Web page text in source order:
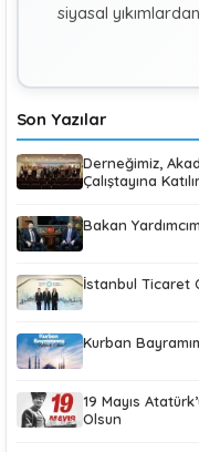
siyasal
Son Yazılar
Derneğimiz,
Çalıştayına
Bakan
İstanbul Ticaret
Kurban
19 Mayıs
Olsun